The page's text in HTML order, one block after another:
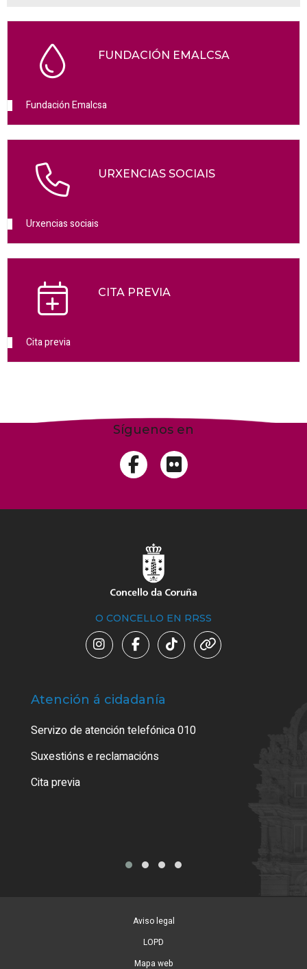
FUNDACIÓN EMALCSA
Fundación Emalcsa
URXENCIAS SOCIAIS
Urxencias sociais
CITA PREVIA
Cita previa
Síguenos en
O CONCELLO EN RRSS
Atención á cidadanía
Servizo de atención telefónica 010
Suxestións e reclamacións
Cita previa
Aviso legal
LOPD
Mapa web